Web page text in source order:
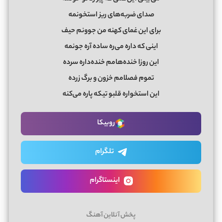
‏صدای ضربه‌های ریز استخونمه
‏برای این غمای کهنه من جوونم حیف
‏اینی که داره می‌ره ساده آره جونمه
‏این روزا خنده‌هامم خنده‌داره سرده
‏تموم فصلامم خزون و برگ زرده
‏این استخواره قلبو تیکه پاره می‌کنه
روبیکا
تلگرام
اینستاگرام
پخش آنلاین آهنگ